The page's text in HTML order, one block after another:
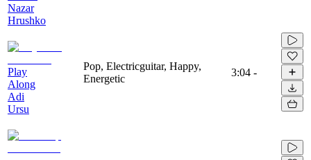
Nazar
Hrushko
Play
Along
Adi
Ursu
Pop, Electricguitar, Happy,
Energetic
3:04 -